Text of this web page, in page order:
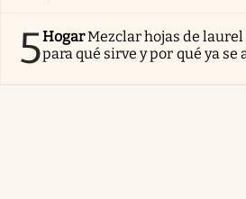
5HogarMezclar hojas de
para qué sirve y por qué ya se